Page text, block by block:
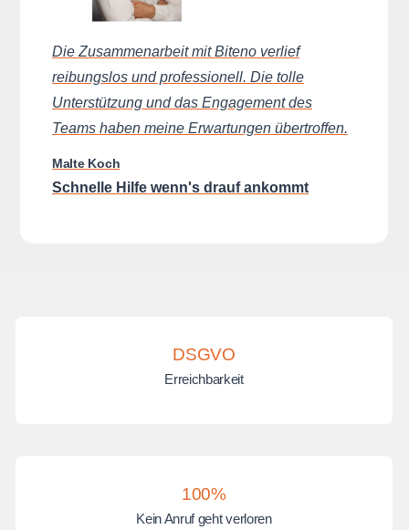
Die Zusammenarbeit mit Biteno verlief
reibungslos und professionell. Die tolle
Unterstützung und das Engagement des
Teams haben meine Erwartungen übertroffen.
Malte Koch
Schnelle Hilfe wenn's drauf ankommt
DSGVO
Erreichbarkeit
100%
Kein Anruf geht verloren